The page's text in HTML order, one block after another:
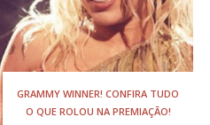
GRAMMY WINNER! CONFIRA TUDO
O QUE ROLOU NA PREMIAÇÃO!